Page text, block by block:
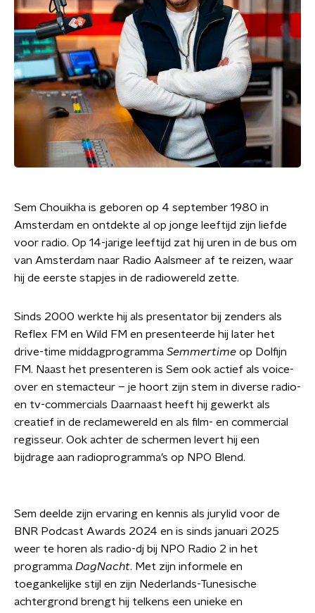
Sem Chouikha is geboren op 4 september 1980 in
Amsterdam en ontdekte al op jonge leeftijd zijn liefde
voor radio. Op 14-jarige leeftijd zat hij uren in de bus om
van Amsterdam naar Radio Aalsmeer af te reizen, waar
hij de eerste stapjes in de radiowereld zette.
Sinds 2000 werkte hij als presentator bij zenders als
Reflex FM en Wild FM en presenteerde hij later het
drive-time middagprogramma Semmertime op Dolfijn
FM. Naast het presenteren is Sem ook actief als voice-
over en stemacteur – je hoort zijn stem in diverse radio-
en tv-commercials Daarnaast heeft hij gewerkt als
creatief in de reclamewereld en als film- en commercial
regisseur. Ook achter de schermen levert hij een
bijdrage aan radioprogramma’s op NPO Blend.
Sem deelde zijn ervaring en kennis als jurylid voor de
BNR Podcast Awards 2024 en is sinds januari 2025
weer te horen als radio-dj bij NPO Radio 2 in het
programma DagNacht. Met zijn informele en
toegankelijke stijl en zijn Nederlands-Tunesische
achtergrond brengt hij telkens een unieke en